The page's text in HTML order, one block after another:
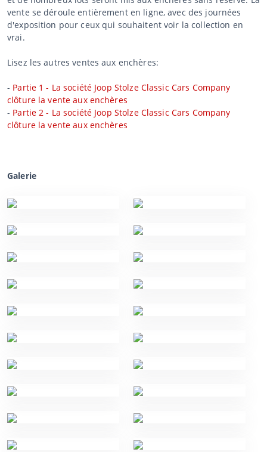
vente se déroule entièrement en ligne, avec des journées
d'exposition pour ceux qui souhaitent voir la collection en
vrai.
Lisez les autres ventes aux enchères:
- Partie 1 - La société Joop Stolze Classic Cars Company
clôture la vente aux enchères
- Partie 2 - La société Joop Stolze Classic Cars Company
clôture la vente aux enchères
Galerie